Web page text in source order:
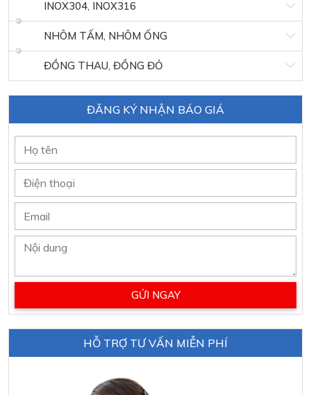
INOX304, INOX316
NHÔM TẤM, NHÔM ỐNG
ĐỒNG THAU, ĐỒNG ĐỎ
ĐĂNG KÝ NHẬN BÁO GIÁ
HỖ TRỢ TƯ VẤN MIỄN PHÍ